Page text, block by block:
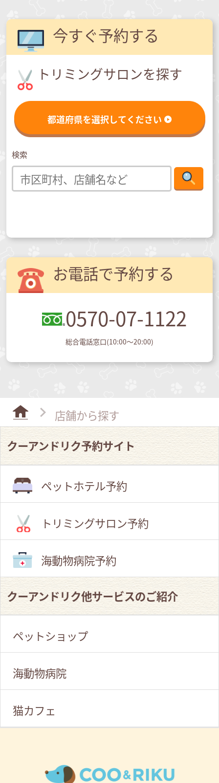
今すぐ予約する
トリミングサロンを探す
都道府県を選択してください
検索
お電話で予約する
0570-07-1122
総合電話窓口(10:00～20:00)
店舗から探す
クーアンドリク予約サイト
ペットホテル予約
トリミングサロン予約
海動物病院予約
クーアンドリク他サービスのご紹介
ペットショップ
海動物病院
猫カフェ